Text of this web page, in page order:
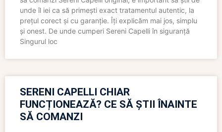
unde îl iei ca să primești exact tratamentul autentic, la
prețul corect și cu garanție. Îți explicăm mai jos, simplu
și onest. De unde cumperi Sereni Capelli în siguranță
Singurul loc
SERENI CAPELLI CHIAR
FUNCȚIONEAZĂ? CE SĂ ȘTII ÎNAINTE
SĂ COMANZI